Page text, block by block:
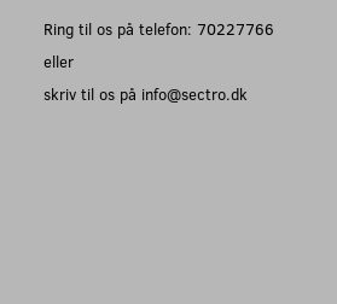
Ring til os på telefon: 70227766
eller
skriv til os på info@sectro.dk